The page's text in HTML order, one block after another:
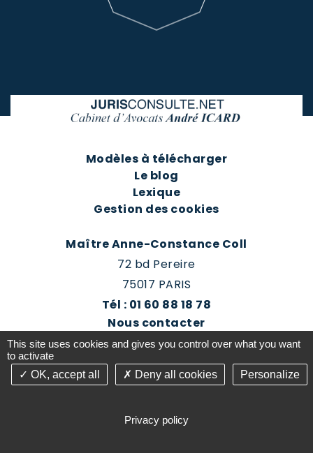
Modèles à télécharger
Le blog
Lexique
Gestion des cookies
Maître Anne-Constance Coll
72 bd Pereire
75017 PARIS
Tél : 01 60 88 18 78
Nous contacter
Prendre rendez-vous
This site uses cookies and gives you control over what you want
to activate
OK, accept all
Deny all cookies Personalize
Privacy policy